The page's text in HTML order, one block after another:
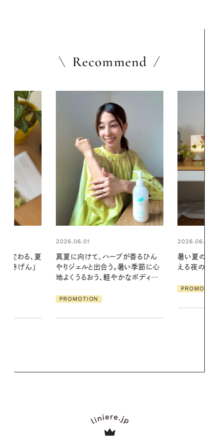
Recommend
が香るひん
い季節に心
2026.06.01
暑い夏のナイトルーティン。私を整
える夜の爽やかご褒美ケア
2026.07.24
夏の髪と心
る【大人気の